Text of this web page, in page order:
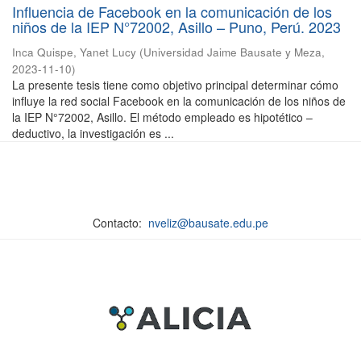
Influencia de Facebook en la comunicación de los
niños de la IEP N°72002, Asillo – Puno, Perú. 2023
Inca Quispe, Yanet Lucy (Universidad Jaime Bausate y Meza,
2023-11-10)
La presente tesis tiene como objetivo principal determinar cómo
influye la red social Facebook en la comunicación de los niños de
la IEP N°72002, Asillo. El método empleado es hipotético –
deductivo, la investigación es ...
Contacto: nveliz@bausate.edu.pe